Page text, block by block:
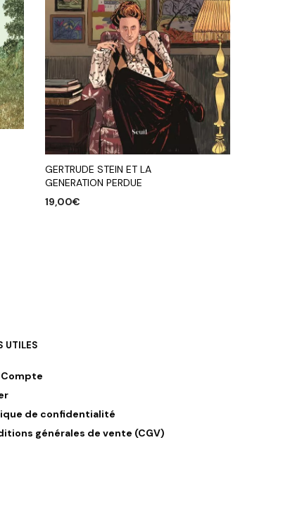
GERTRUDE STEIN ET LA
GENERATION PERDUE
19,00€
UTILES
Compte
de confidentialité
générales de vente (CGV)